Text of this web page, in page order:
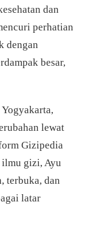
dan
perhatian
dengan
besar,
lewat
Gizipedia
ilmu gizi, Ayu
terbuka, dan
latar